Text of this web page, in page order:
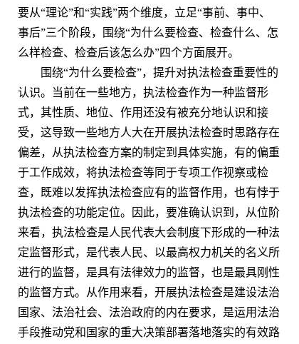
要从“理论”和“实践”两个维度，立足“事前、事中、
事后”三个阶段，围绕“为什么要检查、检查什么、怎
么样检查、检查后该怎么办”四个方面展开。
围绕“为什么要检查”，提升对执法检查重要性的
认识。当前在一些地方，执法检查作为一种监督形
式，其性质、地位、作用还没有被充分地认识和接
受，这导致一些地方人大在开展执法检查时思路存在
偏差，从执法检查方案的制定到具体实施，有的偏重
于工作成效，将执法检查等同于专项工作视察或检
查，既难以发挥执法检查应有的监督作用，也有悖于
执法检查的功能定位。因此，要准确认识到，从位阶
来看，执法检查是人民代表大会制度下形成的一种法
定监督形式，是代表人民、以最高权力机关的名义所
进行的监督，是具有法律效力的监督，也是最具刚性
的监督方式。从作用来看，开展执法检查是建设法治
国家、法治社会、法治政府的内在要求，是运用法治
手段推动党和国家的重大决策部署落地落实的有效路